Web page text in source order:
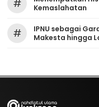
#
Kemaslahatan
#
IPNU sebagai
Makesta hingga